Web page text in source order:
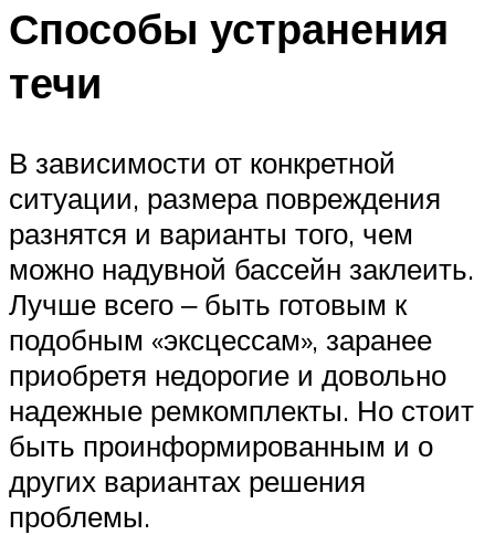
Способы устранения
течи
В зависимости от конкретной
ситуации, размера повреждения
разнятся и варианты того, чем
можно надувной бассейн заклеить.
Лучше всего ‒ быть готовым к
подобным «эксцессам», заранее
приобретя недорогие и довольно
надежные ремкомплекты. Но стоит
быть проинформированным и о
других вариантах решения
проблемы.